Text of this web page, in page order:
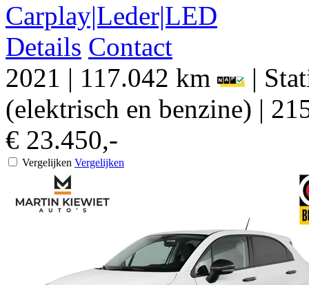
Carplay|Leder|LED
Details Contact
2021 | 117.042 km |
(elektrisch en benzine) |
€ 23.450,-
Vergelijken Vergelijken